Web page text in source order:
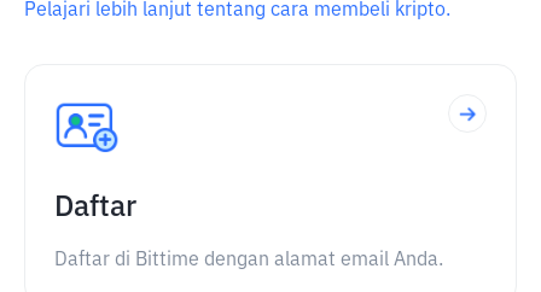
Pelajari lebih lanjut tentang cara membeli kripto.
Daftar
Daftar di Bittime dengan alamat email Anda.